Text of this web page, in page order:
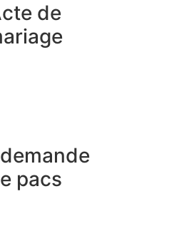
de
pacs